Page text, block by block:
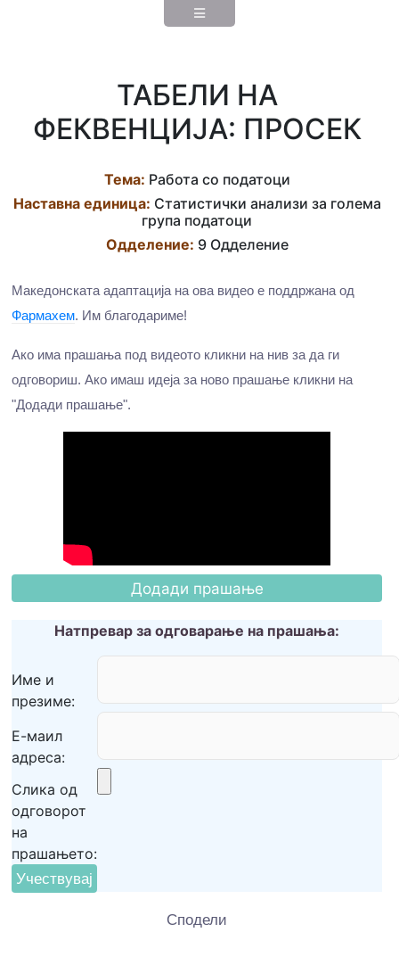
ТАБЕЛИ НА
ФЕКВЕНЦИЈА: ПРОСЕК
Тема: Работа со податоци
Наставна eдиница: Статистички анализи за голема
група податоци
Одделение: 9 Одделение
Македонската адаптација на ова видео е поддржана од
Фармахем. Им благодариме!
Ако има прашања под видеото кликни на нив за да ги
одговориш. Ако имаш идеја за ново прашање кликни на
"Додади прашање".
Натпревар за одговарање на прашања:
Име и
презиме:
Е-маил
адреса:
Слика од
одговорот
на
прашањето:
Сподели